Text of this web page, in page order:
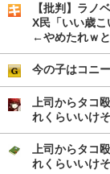
【批判】ラノ
X民「いい歳こ
←やめたれｗ
今の子はコニ
上司からタコ
れくらいいけ
上司からタコ
れくらいいけ